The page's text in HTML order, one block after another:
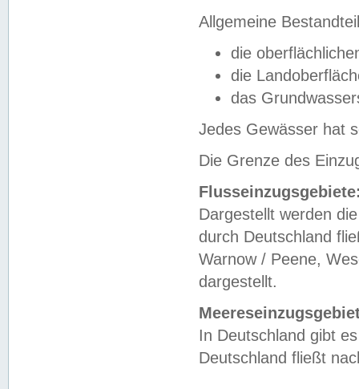
Allgemeine
die
die
das
Jedes Gewässer hat
Die Grenze des
Dargestellt werden
durch Deutschland
Warnow / Peene,
dargestellt.
In Deutschland gibt
Deutschland fließt